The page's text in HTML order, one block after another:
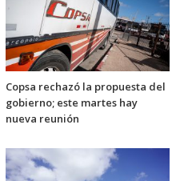
Copsa rechazó la propuesta del
gobierno; este martes hay
nueva reunión